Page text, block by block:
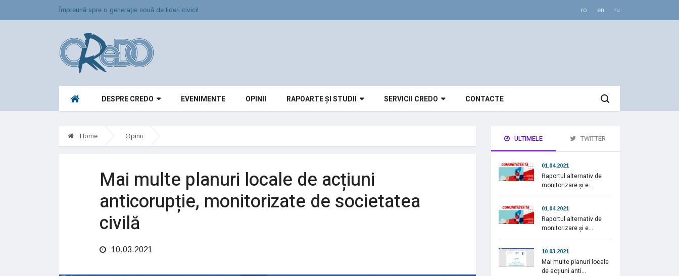
Împreună spre o generaţie nouă de lideri civici! ro en ru
DESPRE CREDO EVENIMENTE OPINII RAPOARTE ȘI STUDII SERVICII CREDO CONTACTE
Home Opinii
Mai multe planuri locale de acțiuni
anticorupție, monitorizate de societatea
civilă
10.03.2021
ULTIMELE TWITTER
01.04.2021
Raportul alternativ de
monitorizare și e...
01.04.2021
Raportul alternativ de
monitorizare și e...
10.03.2021
Mai multe planuri locale
de acțiuni anti...